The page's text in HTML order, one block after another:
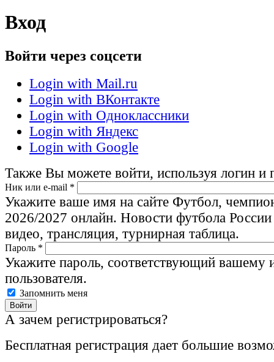
Вход
Войти через соцсети
Login with Mail.ru
Login with ВКонтакте
Login with Одноклассники
Login with Яндекс
Login with Google
Также Вы можете войти, используя логин и
Ник или e-mail *
Укажите ваше имя на сайте Футбол,
2026/2027 онлайн. Новости футбола
видео, трансляция, турнирная таблица.
Пароль *
Укажите пароль, соответствующий вашему
пользователя.
Запомнить меня
А зачем регистрироваться?
Бесплатная регистрация дает большие